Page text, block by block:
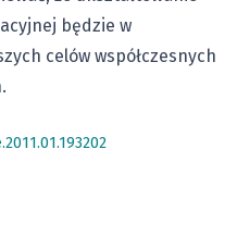
będzie w
celów współczesnych